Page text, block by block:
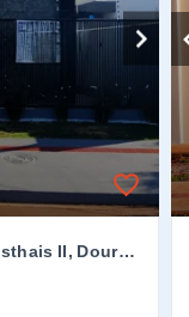
Casa Alto Padrão em Jardim dos Cristhais II, Dourados/MS